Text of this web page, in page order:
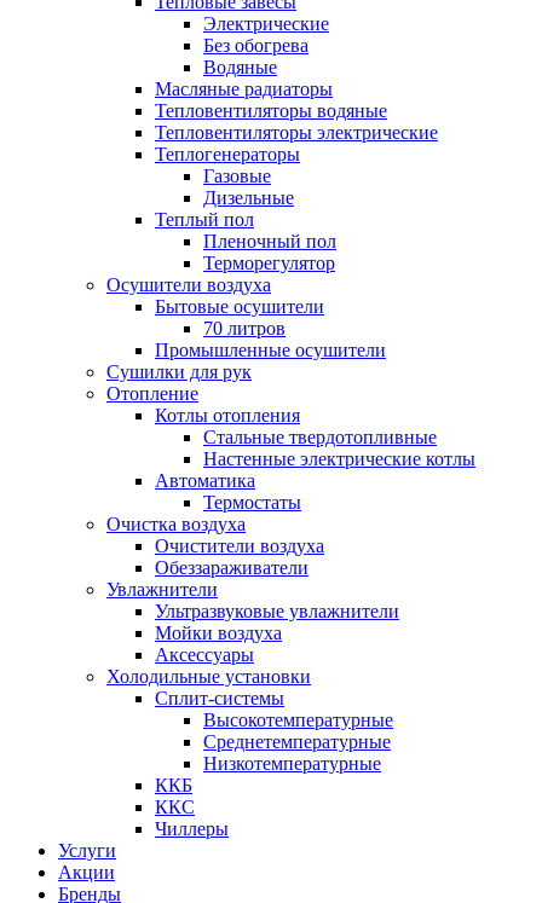
Электрические
Без обогрева
Водяные
Масляные радиаторы
Тепловентиляторы водяные
Тепловентиляторы электрические
Теплогенераторы
Газовые
Дизельные
Теплый пол
Пленочный пол
Терморегулятор
Осушители воздуха
Бытовые осушители
70 литров
Промышленные осушители
Сушилки для рук
Отопление
Котлы отопления
Стальные твердотопливные
Настенные электрические котлы
Автоматика
Термостаты
Очистка воздуха
Очистители воздуха
Обеззараживатели
Увлажнители
Ультразвуковые увлажнители
Мойки воздуха
Аксессуары
Холодильные установки
Сплит-системы
Высокотемпературные
Среднетемпературные
Низкотемпературные
ККБ
ККС
Чиллеры
Услуги
Акции
Бренды